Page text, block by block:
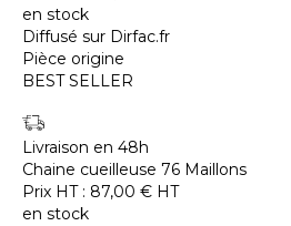
en stock
Diffusé sur Dirfac.fr
Pièce origine
BEST SELLER
Livraison en 48h
Chaine cueilleuse 76 Maillons
Prix HT : 87,00 € HT
en stock